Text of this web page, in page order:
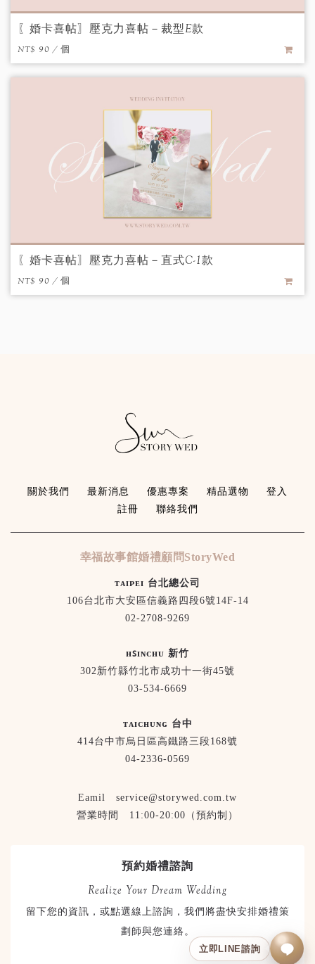
〖婚卡喜帖〗壓克力喜帖－裁型E款
NT$ 90 / 個
〖婚卡喜帖〗壓克力喜帖－直式C-1款
NT$ 90 / 個
關於我們 最新消息 優惠專案 精品選物
登入
註冊
聯絡我們
幸福故事館婚禮顧問StoryWed
ᴛᴀɪᴘᴇɪ 台北總公司
106台北市大安區信義路四段6號14F-14
02-2708-9269
ʜꜱɪɴᴄʜᴜ 新竹
302新竹縣竹北市成功十一街45號
03-534-6669
ᴛᴀɪᴄʜᴜɴɢ 台中
414台中市烏日區高鐵路三段168號
04-2336-0569
Eamil service@storywed.com.tw
營業時間 11:00-20:00（預約制）
預約婚禮諮詢
Realize Your Dream Wedding
留下您的資訊，或點選線上諮詢，我們將盡快安排婚禮策
劃師與您連絡。
立即LINE諮詢